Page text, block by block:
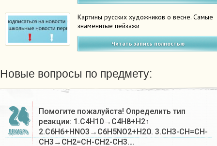
Картины русских художников о весне. Самые
знаменитые пейзажи
Читать запись полностью
Новые вопросы по предмету:
24
ДЕКАБРЬ
Помогите пожалуйста! Определить тип
реакции: 1.C4H10→C4H8+H2↑
2.C6H6+HNO3→C6H5NO2+H2O. 3.CH3-CH=CH-
CH3→CH2=CH-CH2-CH3….